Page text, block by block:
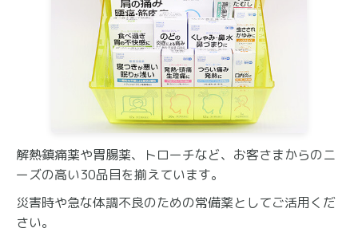
解熱鎮痛薬や胃腸薬、トローチなど、お客さまからのニ
ーズの高い30品目を揃えています。
災害時や急な体調不良のための常備薬としてご活用くだ
さい。